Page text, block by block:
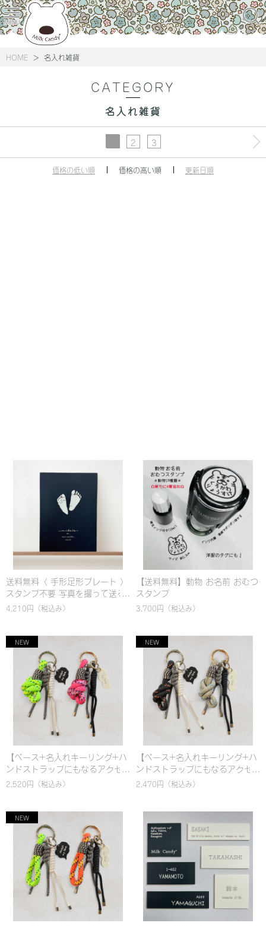
HOME 名入れ雑貨
CATEGORY
名入れ雑貨
2 3
価格の低い順 価格の高い順 更新日順
送料無料〈 手形足形プレート 〉
スタンプ不要 写真を撮って送る
だけ 実寸 名入れ
4,210円 （税込み）
【送料無料】動物 お名前 おむつ
スタンプ
3,700円 （税込み）
【ベース+名入れキーリング+ハ
ンドストラップにもなるアクセ
ントチャーム(太)】選べるカスタ
パラコード編み｜シンプル｜カ
ラフル｜おしゃれ
2,520円 （税込み）
【ベース+名入れキーリング+ハ
ンドストラップにもなるアクセ
ントチャーム(細)】選べるカスタ
ラフル｜おしゃれ
2,470円 （税込み）